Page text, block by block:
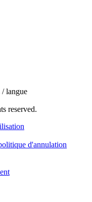
/ langue
reserved.
d'annulation